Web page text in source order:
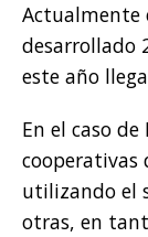
Actualmente
desarrollado
este año
En el caso
cooperativas
utilizando el
otras, en